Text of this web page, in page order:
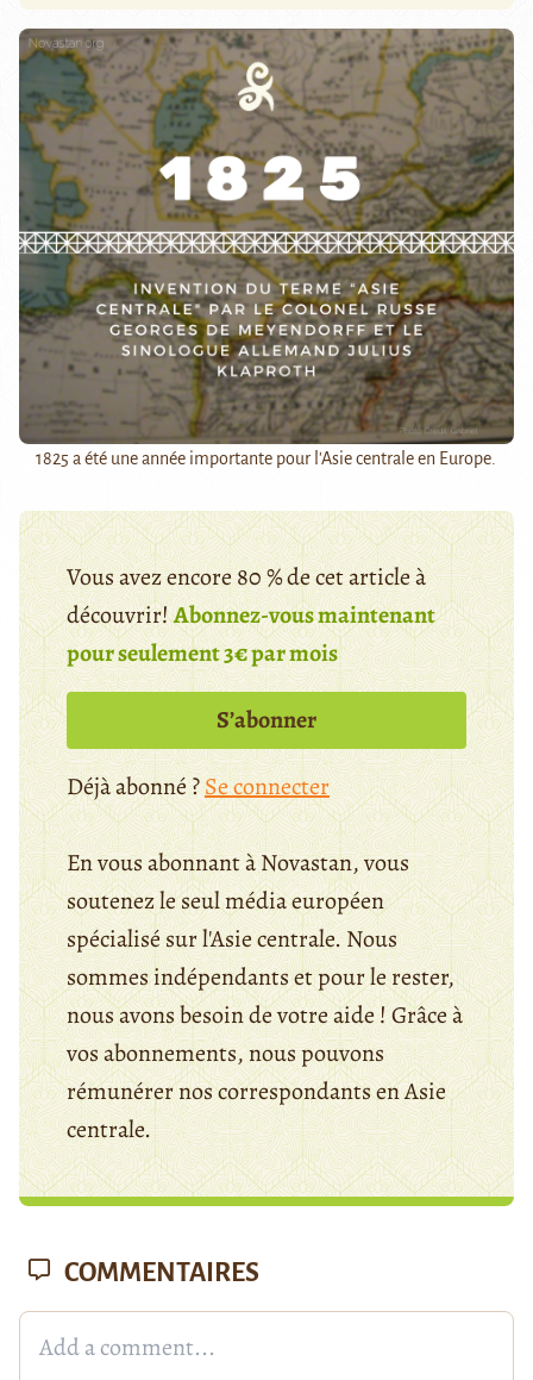
1825 a été une année importante pour l'Asie centrale en Europe.
Vous avez encore 80 % de cet article à
découvrir!Abonnez-vous maintenant
pour seulement 3€ par mois
S’abonner
Déjà abonné ?Se connecter
En vous abonnant à Novastan, vous
soutenez le seul média européen
spécialisé sur l'Asie centrale. Nous
sommes indépendants et pour le rester,
nous avons besoin de votre aide ! Grâce à
vos abonnements, nous pouvons
rémunérer nos correspondants en Asie
centrale.
COMMENTAIRES